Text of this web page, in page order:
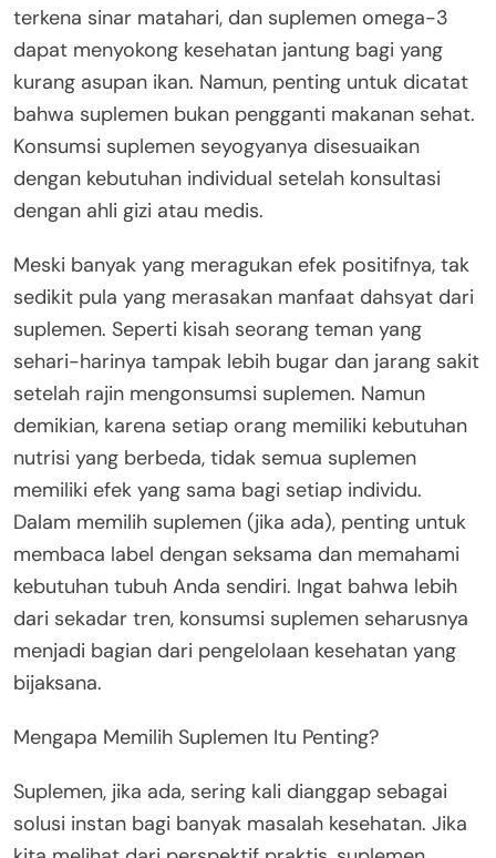
terkena sinar matahari, dan suplemen omega-3
dapat menyokong kesehatan jantung bagi yang
kurang asupan ikan. Namun, penting untuk dicatat
bahwa suplemen bukan pengganti makanan sehat.
Konsumsi suplemen seyogyanya disesuaikan
dengan kebutuhan individual setelah konsultasi
dengan ahli gizi atau medis.
Meski banyak yang meragukan efek positifnya, tak
sedikit pula yang merasakan manfaat dahsyat dari
suplemen. Seperti kisah seorang teman yang
sehari-harinya tampak lebih bugar dan jarang sakit
setelah rajin mengonsumsi suplemen. Namun
demikian, karena setiap orang memiliki kebutuhan
nutrisi yang berbeda, tidak semua suplemen
memiliki efek yang sama bagi setiap individu.
Dalam memilih suplemen (jika ada), penting untuk
membaca label dengan seksama dan memahami
kebutuhan tubuh Anda sendiri. Ingat bahwa lebih
dari sekadar tren, konsumsi suplemen seharusnya
menjadi bagian dari pengelolaan kesehatan yang
bijaksana.
Mengapa Memilih Suplemen Itu Penting?
Suplemen, jika ada, sering kali dianggap sebagai
solusi instan bagi banyak masalah kesehatan. Jika